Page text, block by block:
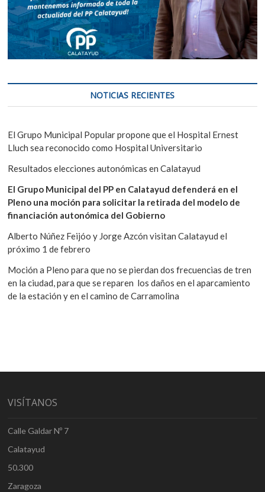
NOTICIAS RECIENTES
El Grupo Municipal Popular propone que el Hospital Ernest
Lluch sea reconocido como Hospital Universitario
Resultados elecciones autonómicas en Calatayud
El Grupo Municipal del PP en Calatayud defenderá en el
Pleno una moción para solicitar la retirada del modelo de
financiación autonómica del Gobierno
Alberto Núñez Feijóo y Jorge Azcón visitan Calatayud el
próximo 1 de febrero
Moción a Pleno para que no se pierdan dos frecuencias de tren
en la ciudad, para que se reparen los daños en el aparcamiento
de la estación y en el camino de Carramolina
VISÍTANOS
Calle Galdar Nº 7
Calatayud
50.300
Zaragoza